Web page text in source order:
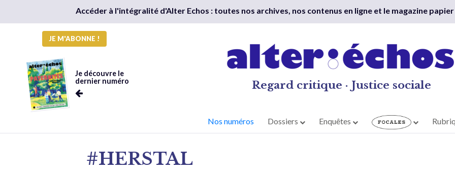
Accéder à l'intégralité d'Alter Echos : toutes nos archives, nos contenus en ligne et le magazine papier
JE M'ABONNE !
Je découvre le
dernier numéro
Regard critique · Justice sociale
Nos numéros Dossiers Enquêtes
#HERSTAL